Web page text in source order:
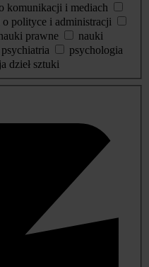
komunikacji i mediach
o polityce i administracji
prawne
nauki
psychiatria
psychologia
dzieł sztuki